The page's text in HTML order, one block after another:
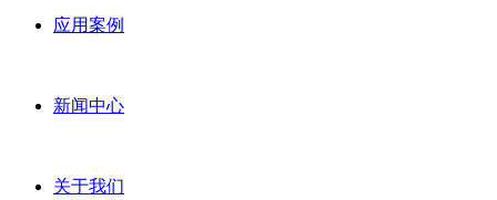
应用案例
新闻中心
关于我们